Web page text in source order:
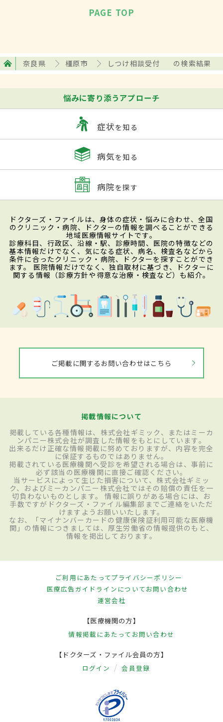
PAGE TOP
奈良県 橿原市 しつけ相談受付 の検索結果
悩みに寄り添うアプローチ
症状を知る
病気を知る
病院を探す
ドクターズ・ファイルは、身体の症状・悩みに合わせ、全国
のクリニック・病院、ドクターの情報を調べることができる
地域医療情報サイトです。
診療科目、行政区、沿線・駅、診療時間、医院の特徴などの
基本情報だけでなく、気になる症状、病名、検査名などから
条件に合ったクリニック・病院、ドクターを探すことができ
ます。 医院情報だけでなく、独自取材に基づき、ドクターに
関する情報（診療方針や得意な治療・検査など）も紹介。
ご掲載に関するお問い合わせはこちら
掲載情報について
掲載している各種情報は、株式会社ギミック、またはミーカ
ンパニー株式会社が調査した情報をもとにしています。
出来るだけ正確な情報掲載に努めておりますが、内容を完全
に保証するものではありません。
掲載されている医療機関へ受診を希望される場合は、事前に
必ず該当の医療機関に直接ご確認ください。
当サービスによって生じた損害について、株式会社ギミッ
ク、およびミーカンパニー株式会社ではその賠償の責任を一
切負わないものとします。 情報に誤りがある場合には、お
手数ですがドクターズ・ファイル編集部までご連絡をいただ
けますようお願いいたします。
なお、「マイナンバーカードの健康保険証利用可能な医療機
関」の情報につきましては、厚生労働省の情報提供のもと、
情報を掲出しております。
ご利用にあたってプライバシーポリシー
医療広告ガイドラインについてお問い合わせ
運営会社
【医療機関の方】
情報掲載にあたって お問い合わせ
【ドクターズ・ファイル会員の方】
ログイン 会員登録